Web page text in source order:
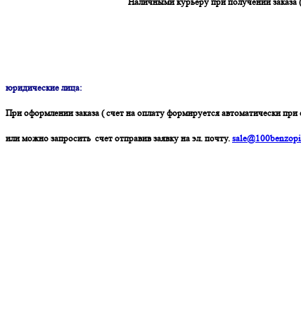
юридические лица:
При оформлении заказа ( счет на оплату формируется автоматически при
или можно запросить счет отправив заявку на эл. почту.